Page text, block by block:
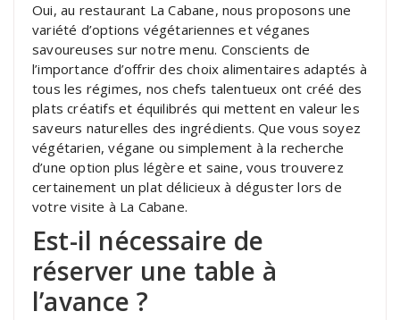
Oui, au restaurant La Cabane, nous proposons une
variété d’options végétariennes et véganes
savoureuses sur notre menu. Conscients de
l’importance d’offrir des choix alimentaires adaptés à
tous les régimes, nos chefs talentueux ont créé des
plats créatifs et équilibrés qui mettent en valeur les
saveurs naturelles des ingrédients. Que vous soyez
végétarien, végane ou simplement à la recherche
d’une option plus légère et saine, vous trouverez
certainement un plat délicieux à déguster lors de
votre visite à La Cabane.
Est-il nécessaire de
réserver une table à
l’avance ?